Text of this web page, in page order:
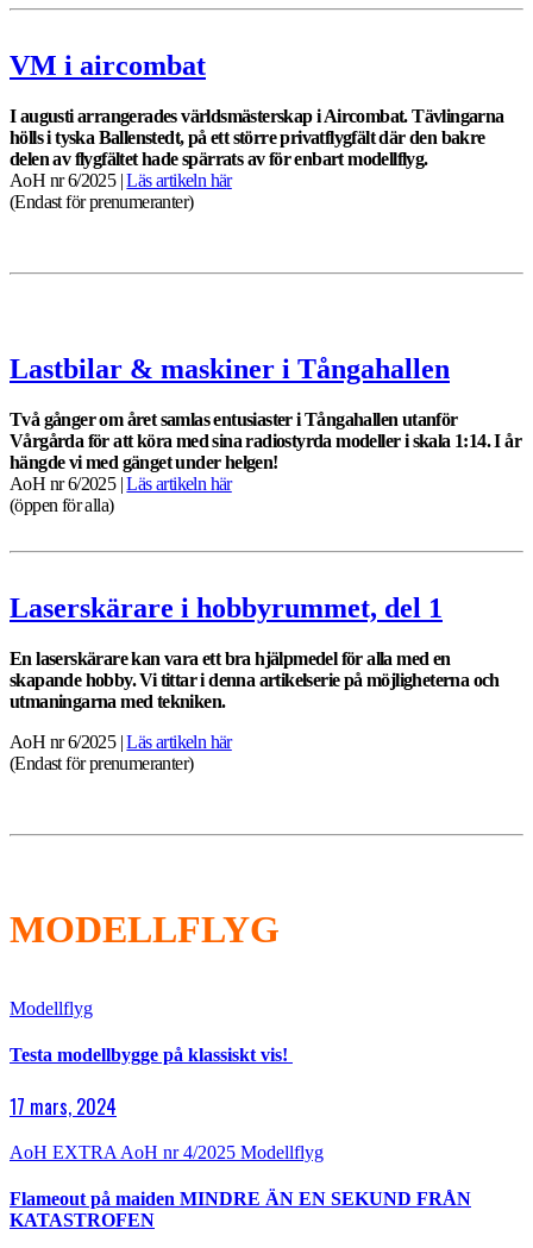
VM i aircombat
I augusti arrangerades världsmästerskap i Aircombat. Tävlingarna
hölls i tyska Ballenstedt, på ett större privatflygfält där den bakre
delen av flygfältet hade spärrats av för enbart modellflyg.
AoH nr 6/2025 |Läs artikeln här
(Endast för prenumeranter)
Lastbilar & maskiner i Tångahallen
Två gånger om året samlas entusiaster i Tångahallen utanför
Vårgårda för att köra med sina radiostyrda modeller i skala 1:14. I år
hängde vi med gänget under helgen!
AoH nr 6/2025 |Läs artikeln här
(öppen för alla)
Laserskärare i hobbyrummet, del 1
En laserskärare kan vara ett bra hjälpmedel för alla med en
skapande hobby. Vi tittar i denna artikelserie på möjligheterna och
utmaningarna med tekniken.
AoH nr 6/2025 |Läs artikeln här
(Endast för prenumeranter)
MODELLFLYG
Modellflyg
Testa modellbygge på klassiskt vis!
17 mars, 2024
AoH EXTRA AoH nr 4/2025 Modellflyg
Flameout på maiden MINDRE ÄN EN SEKUND FRÅN
KATASTROFEN